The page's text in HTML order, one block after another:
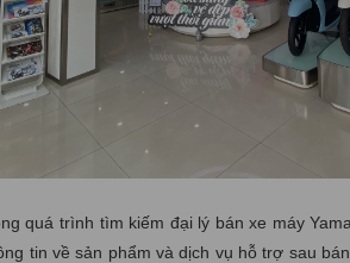
quá trình tìm kiếm đại lý bán xe máy
tin về sản phẩm và dịch vụ hỗ trợ sau